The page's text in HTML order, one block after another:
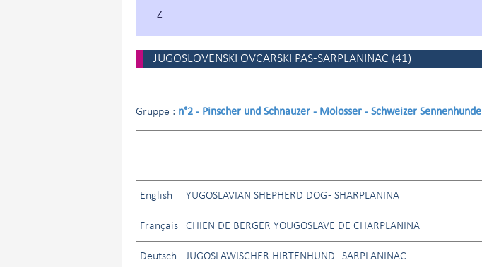
Z
JUGOSLOVENSKI OVCARSKI PAS-SARPLANINAC (41)
Gruppe : n°2 - Pinscher und Schnauzer - Molosser - Schweizer Sennenhunde
English YUGOSLAVIAN SHEPHERD DOG - SHARPLANINA
Français CHIEN DE BERGER YOUGOSLAVE DE CHARPLANINA
Deutsch JUGOSLAWISCHER HIRTENHUND - SARPLANINAC